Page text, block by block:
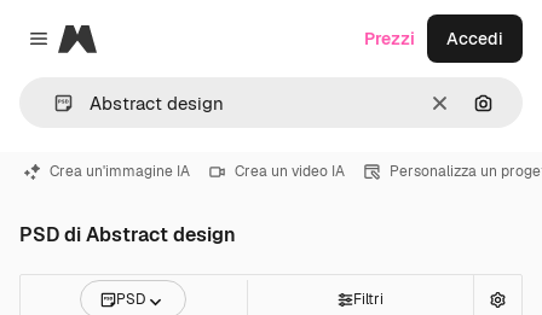
Close menu
Magnific
CancellaCerca
Prezzi Accedi
Crea un'immagine IA Crea un video IA Personalizza un
PSD di Abstract design
PSD Filtri